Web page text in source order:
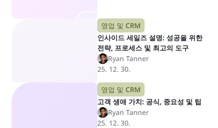
영업 및 CRM
인사이드 세일즈 설명: 성공을 위한
전략, 프로세스 및 최고의 도구
Ryan Tanner
25. 12. 30.
영업 및 CRM
고객 생애 가치: 공식, 중요성 및 팁
Ryan Tanner
25. 12. 30.